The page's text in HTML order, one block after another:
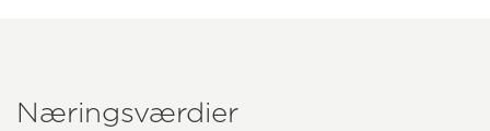
Næringsværdier